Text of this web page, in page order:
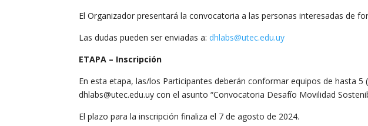
El Organizador presentará la convocatoria a las personas interesadas de
Las dudas pueden ser enviadas a:dhlabs@utec.edu.uy
ETAPA – Inscripción
En esta etapa, las/los Participantes deberán conformar equipos de hasta
dhlabs@utec.edu.uy con el asunto “Convocatoria Desafío Movilidad
El plazo para la inscripción finaliza el 7 de agosto de 2024.